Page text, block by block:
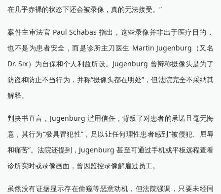
在几乎赤裸的状态下还会被录像，真的无法接受。”
案件主审法官 Paul Schabas 指出，这些录像并非出于医疗目的，
也不是为患者安全，而是诊所主刀医生 Martin Jugenburg（又名
Dr. Six）为自保和个人利益所设。Jugenburg 曾辩称摄像头是为了
防盗和防止不当行为，并称“摄像头都在明处”，但法院完全不采纳其
解释。
判决书直言，Jugenburg 滥用信任，背叛了对患者的承诺且毫无悔
意，其行为“极具冒犯性”，足以让任何理性患者感到“被侵犯、屈辱
和痛苦”。法院还提到，Jugenburg 甚至可通过手机或平板远程查看
诊所实时或录像画面，曾因监控录像解雇过员工。
虽然没有证据显示存在偷窥等恶意动机，但法院强调，只要未经同